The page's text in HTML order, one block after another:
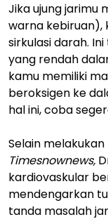
Jika ujung jarimu
warna kebiruan),
sirkulasi darah.
yang rendah
kamu memiliki
beroksigen ke
hal ini, coba
Selain
Timesnownews,
kardiovaskular
mendengarkan
tanda masalah